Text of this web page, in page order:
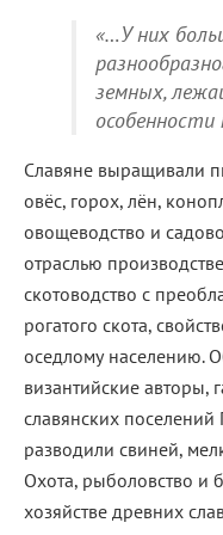
«…У них
земных,
Славяне выращивали
овёс, горох, лён,
овощеводство и
отраслью
скотоводство с
рогатого скота,
оседлому населению.
византийские авторы,
славянских
разводили свиней,
Охота, рыболовство и
хозяйстве древних